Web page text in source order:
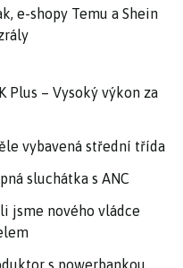
e-shopy Temu a Shein
Plus – Vysoký výkon za
vybavená střední třída
sluchátka s ANC
jsme nového vládce
s powerbankou